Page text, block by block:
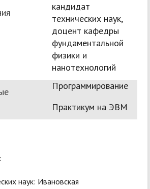
кандидат
технических наук,
доцент кафедры
фундаментальной
физики и
нанотехнологий
Программирование
Практикум на ЭВМ
наук: Ивановская